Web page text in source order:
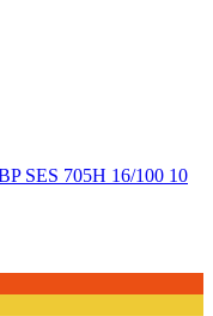
SES 705H 16/100 10